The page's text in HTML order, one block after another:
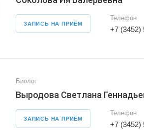
ЗАПИСЬ НА ПРИЁМ
Телефон
+7 (3452)
Биолог
Выродова Светлана
ЗАПИСЬ НА ПРИЁМ
Телефон
+7 (3452)